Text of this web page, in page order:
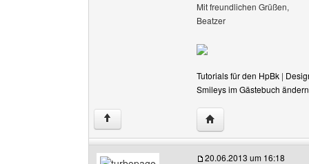
Mit freundlichen Grüßen,
Beatzer
Tutorials für den HpBk |
Smileys im Gästebuch ändern
↑ Website dieses
20.06.2013 um 16:18